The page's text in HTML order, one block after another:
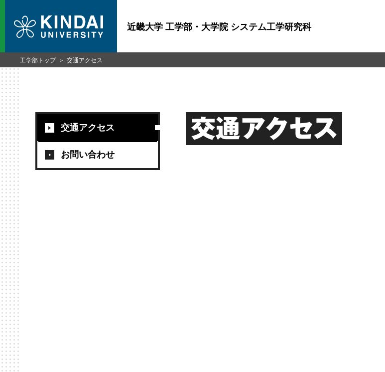
近畿大学 工学部・大学院 システム工学研究科
交通アクセス
お問い合わせ
交通アクセス
工学部トップ 交通アクセス